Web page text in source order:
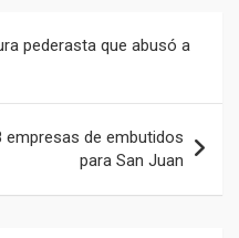
pederasta que abusó a
empresas de embutidos
para San Juan